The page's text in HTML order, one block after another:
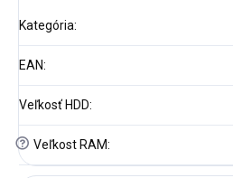
Kategória:
EAN:
Veľkosť HDD:
? Veľkost RAM: